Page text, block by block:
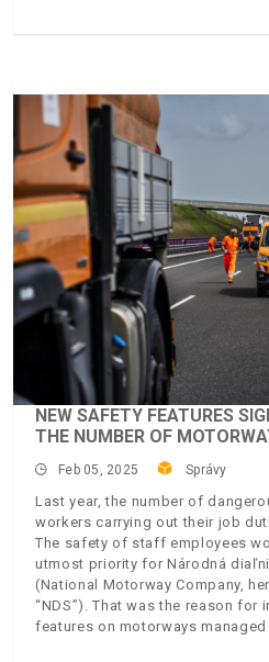
NEW SAFETY FEATURES
THE NUMBER OF
Feb 05, 2025 Správy
Last year, the number of
workers carrying out their job
The safety of staff employees
utmost priority for Národná
(National Motorway Company,
“NDS”). That was the reason for
features on motorways managed